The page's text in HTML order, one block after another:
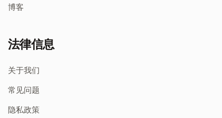
博客
法律信息
关于我们
常见问题
隐私政策